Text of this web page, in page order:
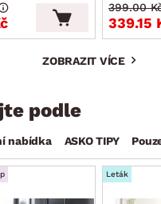
339.15
399.00
ZOBRAZIT VÍCE
podle
nabídka ASKO TIPY
Leták